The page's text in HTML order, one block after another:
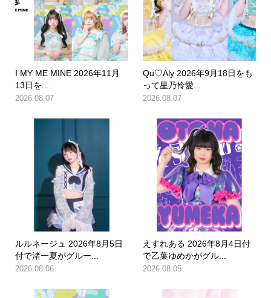
I MY ME MINE 2026年11月
13日を...
2026.08.07
Qu♡Aly 2026年9月18日をも
って星乃怜愛...
2026.08.07
ルルネージュ 2026年8月5日
付で渚一夏がグルー...
2026.08.06
えすれある 2026年8月4日付
で乙葉ゆめかがグル...
2026.08.05